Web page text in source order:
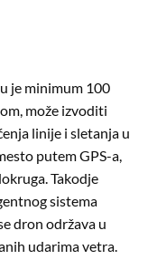
je minimum 100
može izvoditi
linije i sletanja u
putem GPS-a,
Takodje
sistema
dron održava u
udarima vetra.